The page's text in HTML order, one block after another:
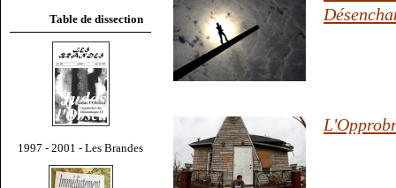
Table de dissection
1997 - 2001 - Les Brandes